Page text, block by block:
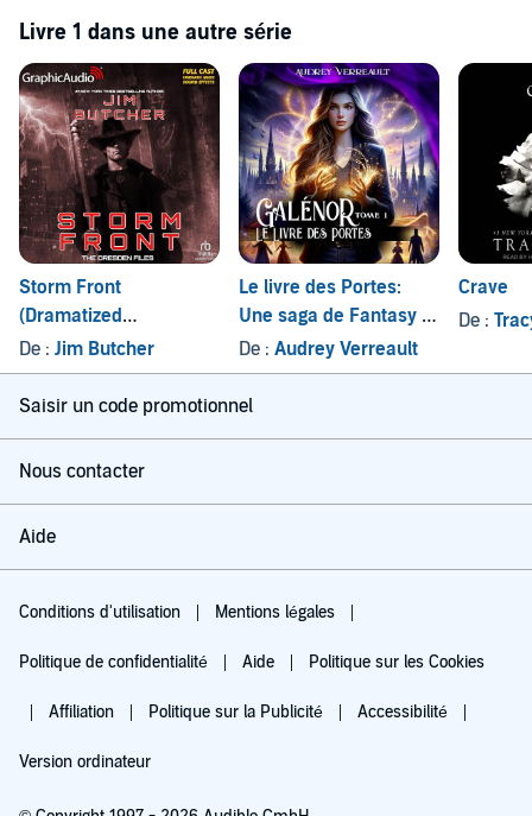
Livre 1 dans une autre série
Storm Front
(Dramatized
Adaptation)
De : Jim Butcher
Le livre des Portes:
Une saga de Fantasy et
d’amour Interdit
De : Audrey Verreault
Crave
De :
Saisir un code promotionnel
Nous contacter
Aide
Conditions d'utilisation Mentions légales
Politique de confidentialité Aide Politique sur les Cookies
Affiliation Politique sur la Publicité Accessibilité
Version ordinateur